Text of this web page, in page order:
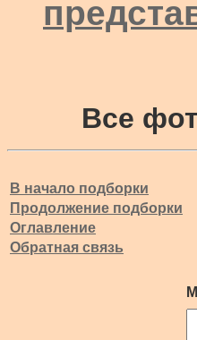
Все
В начало подборки
Продолжение подборки
Оглавление
Обратная связь